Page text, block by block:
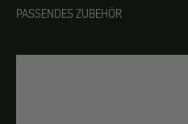
PASSENDES ZUBEHÖR